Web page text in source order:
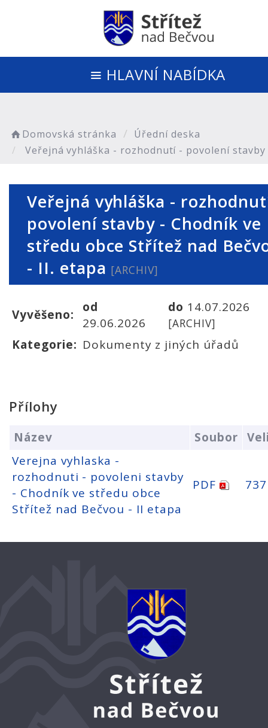
HLAVNÍ NABÍDKA
Domovská stránka
Úřední deska
Veřejná vyhláška - rozhodnutí - povolení
Veřejná vyhláška -
povolení stavby - Chodník ve
středu obce Střítež nad
- II. etapa [ARCHIV]
Vyvěšeno:
od
29.06.2026
do 14.07.2026
[ARCHIV]
Kategorie: Dokumenty z jiných úřadů
Přílohy
Název Soubor
Verejna vyhlaska -
rozhodnuti - povoleni stavby
- Chodník ve středu obce
Střítež nad Bečvou - II etapa
PDF